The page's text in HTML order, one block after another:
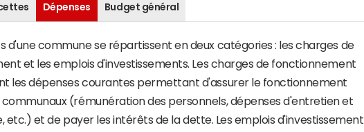
Dépenses Budget général
d'une commune se répartissent en deux catégories : les charges de
et les emplois d'investissements. Les charges de fonctionnement
les dépenses courantes permettant d'assurer le fonctionnement
communaux (rémunération des personnels, dépenses d'entretien et
etc.) et de payer les intérêts de la dette. Les emplois d'investissement